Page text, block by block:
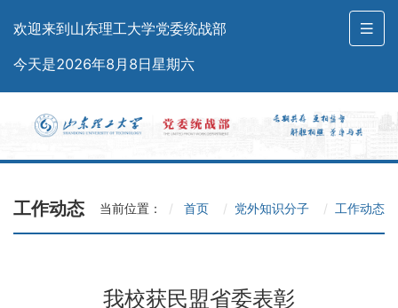
欢迎来到山东理工大学党委统战部
今天是2026年8月8日星期六
工作动态 当前位置： 首页 党外知识分子 工作动态
我校获民盟省委表彰